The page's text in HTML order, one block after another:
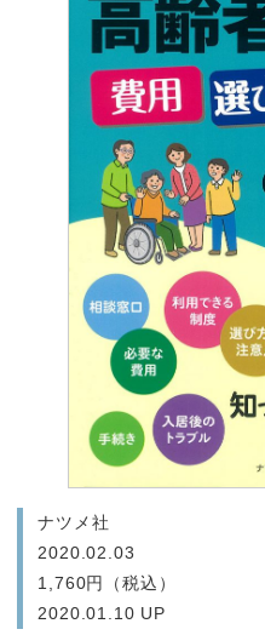
ナツメ社
2020.02.03
1,760円（税込）
2020.01.10 UP